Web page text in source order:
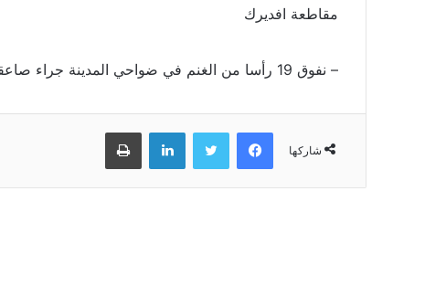
مقاطعة افديرك
– نفوق 19 رأسا من الغنم في ضواحي المدينة جراء صاعقة رعدية.
شاركها
فيسبوك تويتر لينكدإن طباعة